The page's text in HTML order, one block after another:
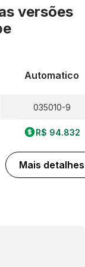
versões
Automatico
035010-9
R$ 94.832
Mais detalhes